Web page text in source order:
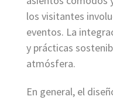
los visitantes
eventos. La
y prácticas
atmósfera.
En general, el